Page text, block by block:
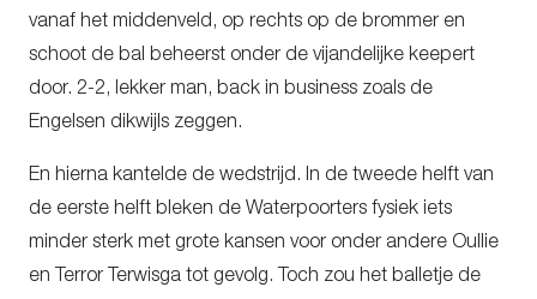
vanaf het middenveld, op rechts op de brommer en
schoot de bal beheerst onder de vijandelijke keepert
door. 2-2, lekker man, back in business zoals de
Engelsen dikwijls zeggen.
En hierna kantelde de wedstrijd. In de tweede helft van
de eerste helft bleken de Waterpoorters fysiek iets
minder sterk met grote kansen voor onder andere Oullie
en Terror Terwisga tot gevolg. Toch zou het balletje de